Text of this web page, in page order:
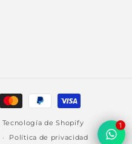
Tecnología de Shopify
Política de privacidad
1